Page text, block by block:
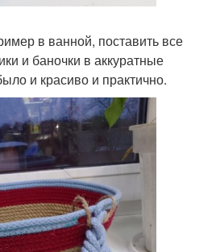
в ванной, поставить все
и баночки в аккуратные
и красиво и практично.